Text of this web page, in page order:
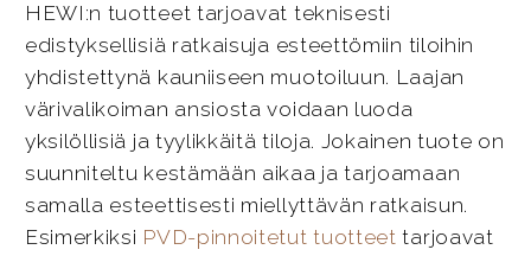
HEWI:n tuotteet tarjoavat teknisesti
edistyksellisiä ratkaisuja esteettömiin tiloihin
yhdistettynä kauniiseen muotoiluun. Laajan
värivalikoiman ansiosta voidaan luoda
yksilöllisiä ja tyylikkäitä tiloja. Jokainen tuote on
suunniteltu kestämään aikaa ja tarjoamaan
samalla esteettisesti miellyttävän ratkaisun.
Esimerkiksi PVD-pinnoitetut tuotteet tarjoavat